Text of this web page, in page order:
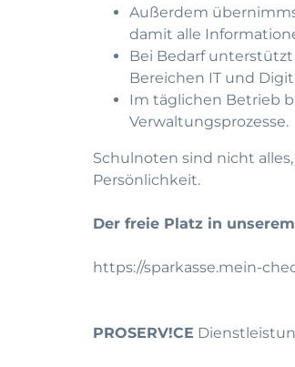
Außerdem
damit alle
Bei Bedarf
Bereichen IT und
Im täglichen Betrieb
Verwaltungsprozesse.
Schulnoten sind nicht
Persönlichkeit.
Der freie Platz in
https://sparkasse.mein-
PROSERV!CE